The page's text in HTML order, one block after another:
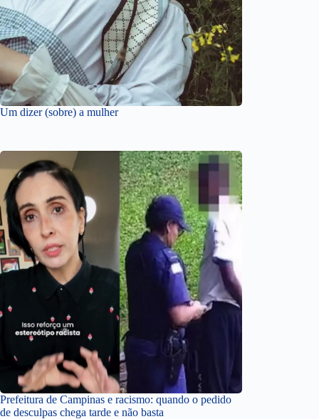
Um dizer (sobre) a mulher
Prefeitura de Campinas e racismo: quando o pedido
de desculpas chega tarde e não basta